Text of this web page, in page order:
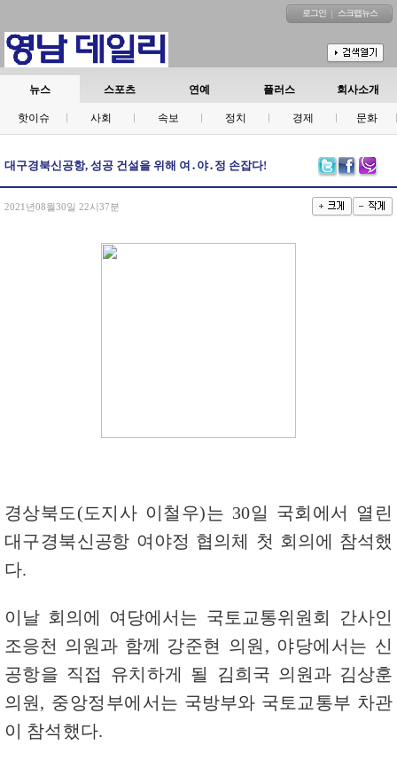
로그인 스크랩뉴스
뉴스 스포츠 연예 플러스 회사소개
핫이슈 사회 속보 정치 경제 문화
대구경북신공항, 성공 건설을 위해 여․야․정 손잡다!
2021년08월30일 22시37분
경상북도 (도지사 이철우)는 30일 국회에서 열린
대구경북신공항 여야정 협의체 첫 회의에 참석했
다.
이날 회의에 여당에서는 국토교통위원회 간사인
조응천 의원과 함께 강준현 의원 , 야당에서는 신
공항을 직접 유치하게 될
김희국 의원과 김상훈
의원 , 중앙정부에 서는 국방부와 국토교통부 차관
이 참석했다.